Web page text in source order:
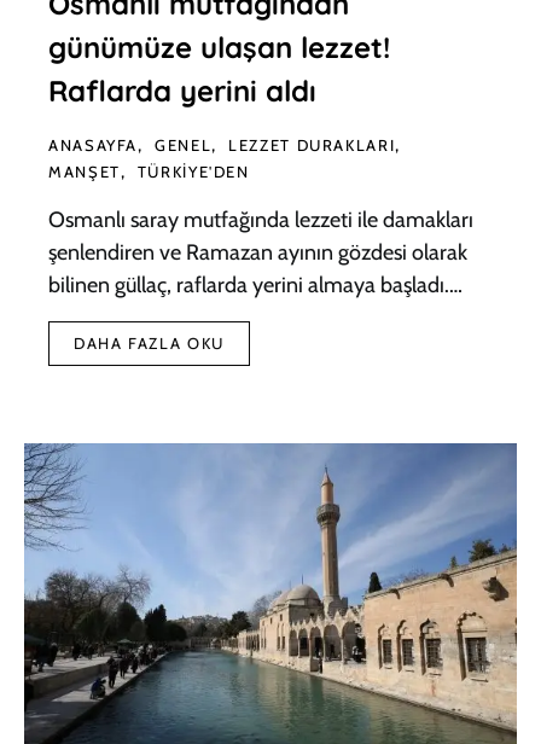
günümüze ulaşan lezzet!
Raflarda yerini aldı
ANASAYFA GENEL
LEZZET DURAKLARI
MANŞET
TÜRKIYE'DEN
Osmanlı saray mutfağında lezzeti ile damakları
şenlendiren ve Ramazan ayının gözdesi olarak
bilinen güllaç, raflarda yerini almaya başladı.…
DAHA FAZLA OKU